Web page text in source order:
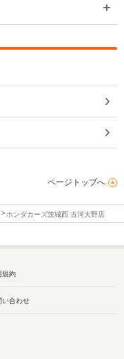
ページトップへ
ホンダカーズ茨城西 古河大野店
規約
い合わせ